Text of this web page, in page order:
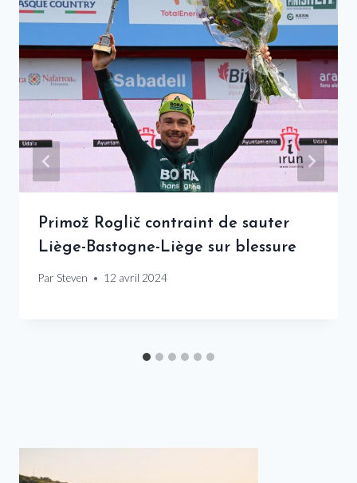
Primož Roglič contraint de sauter
Liège-Bastogne-Liège sur blessure
Par Steven 12 avril 2024